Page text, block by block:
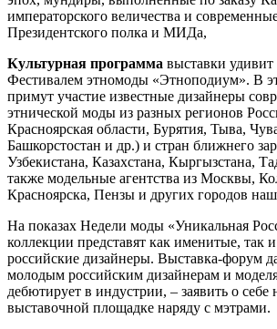
императорского величества и
Президентского полка и МИДа,
Культурная программа выставки
Фестивалем этномоды «Этноподиум». В
примут участие известные дизайнеры
этнической моды из разных регионов
Красноярская области, Бурятия, Тыва,
Башкорстостан и др.) и стран ближнего
Узбекистана, Казахстана, Кыргызстана,
также модельные агентства из Москвы,
Красноярска, Пензы и других городов
На показах Недели моды «Уникальная
коллекции представят как именитые, так
российские дизайнеры. Выставка-форум
молодым российским дизайнерам и
дебютирует в индустрии, – заявить о себе
выставочной площадке наряду с мэтрами.